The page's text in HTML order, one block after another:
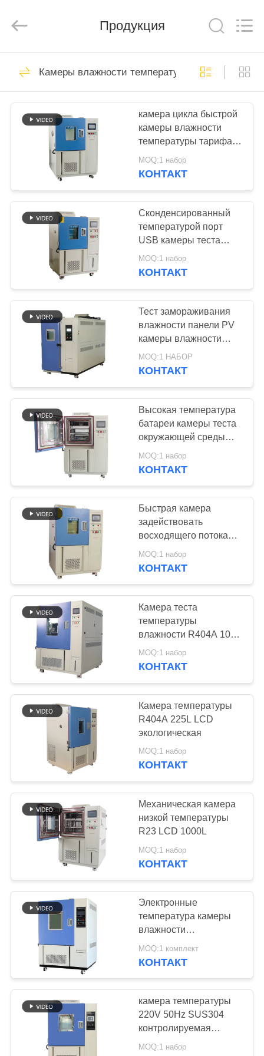
ДОМ
ПРОДУКТЫ
ПУТЕШЕСТВИЕ
ФАБРИКИ
ПРОВЕРКА
КАЧЕСТВА
СВЯЖИТЕСЬ
МЫ
НОВОСТИ
СПРОСИТЕ
ЦИТАТУ
КАРТА
PRIVACY
POLICY
Simulation
Industry.
Камеры влажности
температуры
Камеры влажности
56
постоянн камера
влажности
51
камера бенхтоп
экологическая
45
камера
термальный
задействовать
Камера
термального удара
9
Камера теста
температуры
Солевой туман
коррозии
испытательной
камеры
Продукция
Камеры влажности температуры
камера цикла быстрой
камеры влажности
температуры тарифа
изменения 7°C/Min
термальная
MOQ:1 набор
КОНТАКТ
Сконденсированный
температурой порт
USB камеры теста
воды 95%RH
MOQ:1 набор
КОНТАКТ
Тест замораживания
влажности панели PV
камеры влажности
температуры IEC62688
85℃ 85%RH
MOQ:1 НАБОР
КОНТАКТ
Высокая температура
батареи камеры теста
окружающей среды
85C IEC 62660
MOQ:1 набор
КОНТАКТ
Быстрая камера
задействовать
восходящего потока
теплого воздуха
камеры влажности
MOQ:1 набор
КОНТАКТ
Камера теста
температуры
влажности R404A 100L
65dBA
MOQ:1 набор
КОНТАКТ
Камера температуры
R404A 225L LCD
экологическая
MOQ:1 набор
КОНТАКТ
Механическая камера
низкой температуры
R23 LCD 1000L
MOQ:1 набор
КОНТАКТ
Электронные
температура камеры
влажности
температуры и
управление влажности
MOQ:1 комплект
КОНТАКТ
камера температуры
220V 50Hz SUS304
контролируемая
влажностью
MOQ:1 набор